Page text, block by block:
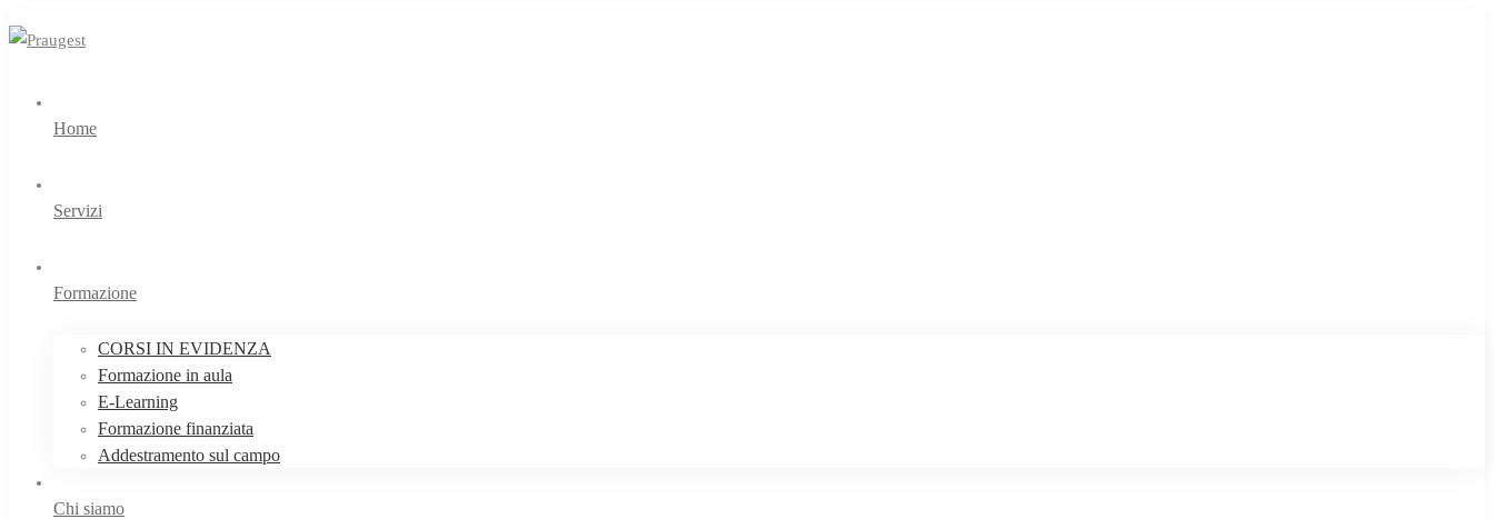
Home
Servizi
Formazione
CORSI IN EVIDENZA
Formazione in aula
E-Learning
Formazione finanziata
Addestramento sul campo
Chi siamo